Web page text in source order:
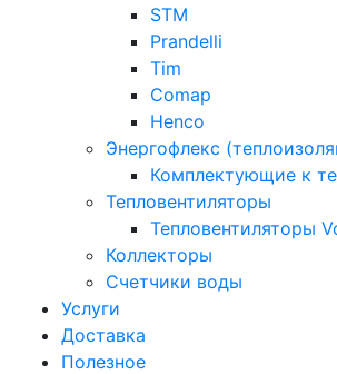
STM
Prandelli
Tim
Comap
Henco
Энергофлекс
Комплектующие к
Тепловентиляторы
Тепловентиляторы
Коллекторы
Счетчики воды
Услуги
Доставка
Полезное